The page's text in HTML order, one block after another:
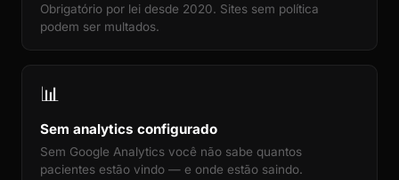
Obrigatório por lei desde 2020. Sites sem política
podem ser multados.
📊
Sem analytics configurado
Sem Google Analytics você não sabe quantos
pacientes estão vindo — e onde estão saindo.